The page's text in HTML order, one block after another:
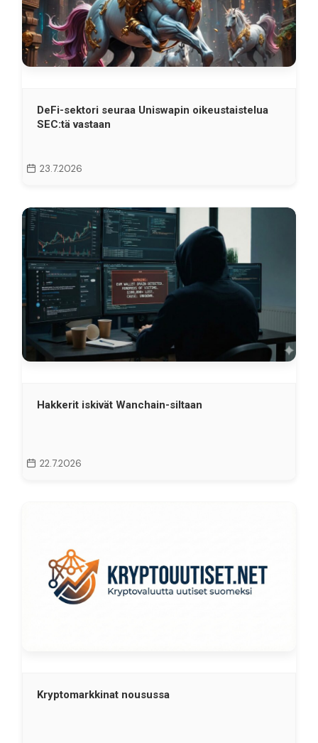
DeFi-sektori seuraa Uniswapin oikeustaistelua
SEC:tä vastaan
23.7.2026
Hakkerit iskivät Wanchain-siltaan
22.7.2026
Kryptomarkkinat nousussa